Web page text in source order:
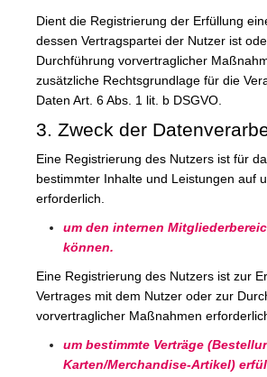
Dient die Registrierung der Erfüllung
dessen Vertragspartei der Nutzer ist
Durchführung vorvertraglicher
zusätzliche Rechtsgrundlage für die
Daten Art. 6 Abs. 1 lit. b DSGVO.
3. Zweck der
Eine Registrierung des Nutzers ist für
bestimmter Inhalte und Leistungen auf
erforderlich.
um den internen
können.
Eine Registrierung des Nutzers ist zur
Vertrages mit dem Nutzer oder zur
vorvertraglicher Maßnahmen
um bestimmte Verträge
Karten/Merchandise-Artikel)